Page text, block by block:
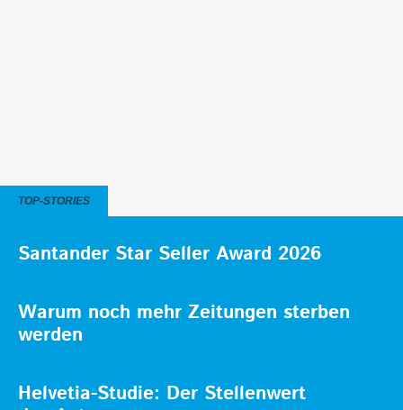
TOP-STORIES
Santander Star Seller Award 2026
Warum noch mehr Zeitungen sterben
werden
Helvetia-Studie: Der Stellenwert